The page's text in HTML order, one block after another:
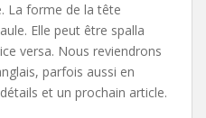
La forme de la tête
Elle peut être spalla
versa. Nous reviendrons
parfois aussi en
et un prochain article.